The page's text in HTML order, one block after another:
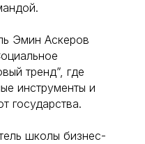
Эмин Аскеров
тренд”, где
инструменты и
государства.
школы бизнес-